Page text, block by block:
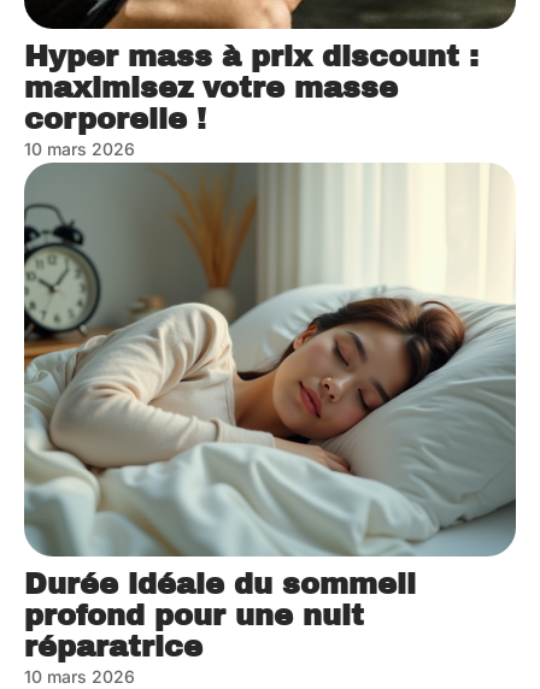
Hyper mass à prix discount :
maximisez votre masse
corporelle !
10 mars 2026
Durée idéale du sommeil
profond pour une nuit
réparatrice
10 mars 2026